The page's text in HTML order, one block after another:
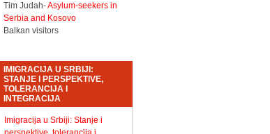
Tim Judah-Asylum-seekers in
Serbia and Kosovo
Balkan visitors
IMIGRACIJA U SRBIJI:
STANJE I PERSPEKTIVE,
TOLERANCIJA I
INTEGRACIJA
Imigracija u Srbiji: Stanje i